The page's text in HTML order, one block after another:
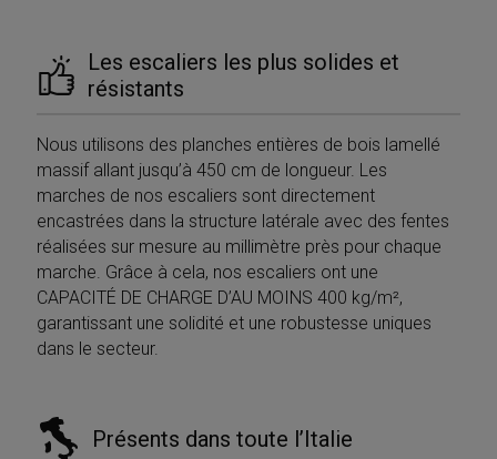
Les escaliers les plus solides et
résistants
Nous utilisons des planches entières de bois lamellé
massif allant jusqu’à 450 cm de longueur. Les
marches de nos escaliers sont directement
encastrées dans la structure latérale avec des fentes
réalisées sur mesure au millimètre près pour chaque
marche. Grâce à cela, nos escaliers ont une
CAPACITÉ DE CHARGE D’AU MOINS 400 kg/m²,
garantissant une solidité et une robustesse uniques
dans le secteur.
Présents dans toute l’Italie